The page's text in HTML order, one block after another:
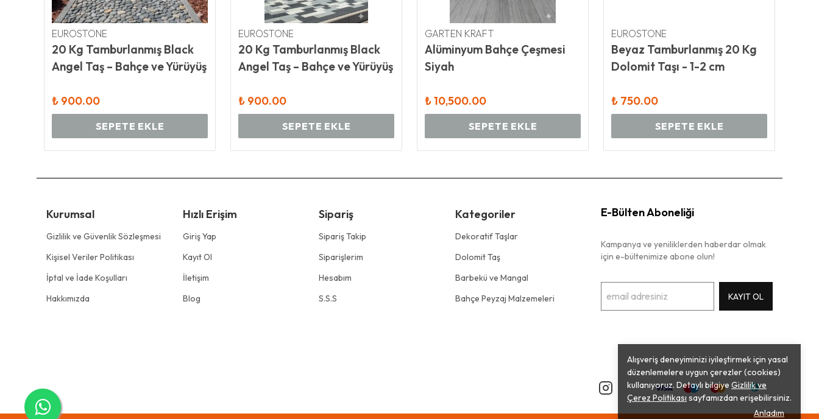
Alışveriş deneyiminizi iyileştirmek için yasal
düzenlemelere uygun çerezler (cookies)
kullanıyoruz. Detaylı bilgiye Gizlilik ve
Çerez Politikası sayfamızdan erişebilirsiniz.
Anladım
EUROSTONE
20 Kg Tamburlanmış Black
Angel Taş – Bahçe ve Yürüyüş
₺ 900.00
SEPETE EKLE
EUROSTONE
20 Kg Tamburlanmış Black
Angel Taş – Bahçe ve Yürüyüş
₺ 900.00
SEPETE EKLE
GARTEN KRAFT
Alüminyum Bahçe Çeşmesi
Siyah
₺ 10,500.00
SEPETE EKLE
EUROSTONE
Beyaz Tamburlanmış 20 Kg
Dolomit Taşı - 1-2 cm
₺ 750.00
SEPETE EKLE
Kurumsal
Gizlilik ve Güvenlik Sözleşmesi
Kişisel Veriler Politikası
İptal ve İade Koşulları
Hakkımızda
Hızlı Erişim
Giriş Yap
Kayıt Ol
İletişim
Blog
Sipariş
Sipariş Takip
Siparişlerim
Hesabım
S.S.S
Kategoriler
Dekoratif Taşlar
Dolomit Taş
Barbekü ve Mangal
Bahçe Peyzaj Malzemeleri
E-Bülten Aboneliği
Kampanya ve yeniliklerden haberdar olmak
için e-bültenimize abone olun!
KAYIT OL